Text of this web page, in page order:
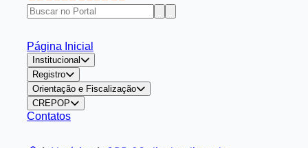
Página Inicial
Institucional
Registro
Orientação e Fiscalização
CREPOP
Contatos